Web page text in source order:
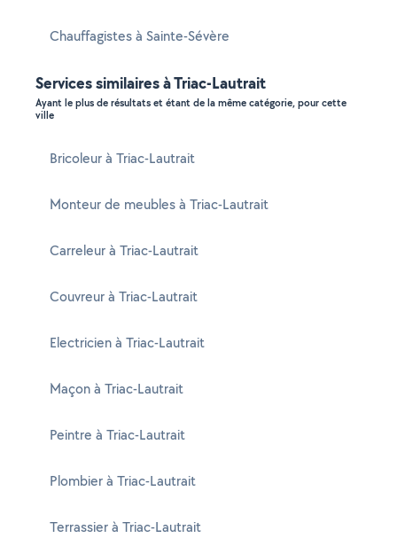
Chauffagistes à Sainte-Sévère
Services similaires à Triac-Lautrait
Ayant le plus de résultats et étant de la même catégorie, pour cette
ville
Bricoleur à Triac-Lautrait
Monteur de meubles à Triac-Lautrait
Carreleur à Triac-Lautrait
Couvreur à Triac-Lautrait
Electricien à Triac-Lautrait
Maçon à Triac-Lautrait
Peintre à Triac-Lautrait
Plombier à Triac-Lautrait
Terrassier à Triac-Lautrait